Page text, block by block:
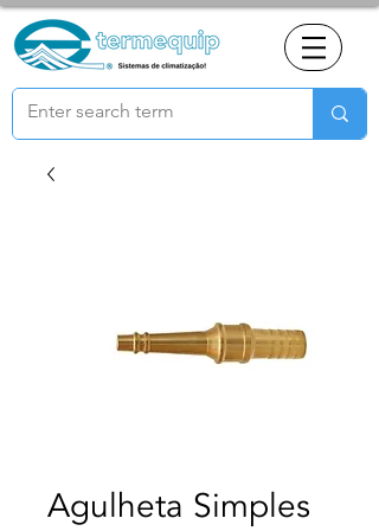
Agulheta Simples